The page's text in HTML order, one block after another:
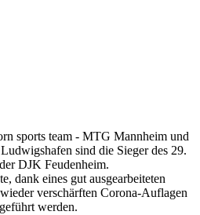
sports team - MTG Mannheim und
sind die Sieger des 29.
DJK Feudenheim.
dank eines gut ausgearbeiteten
verschärften Corona-Auflagen
werden.